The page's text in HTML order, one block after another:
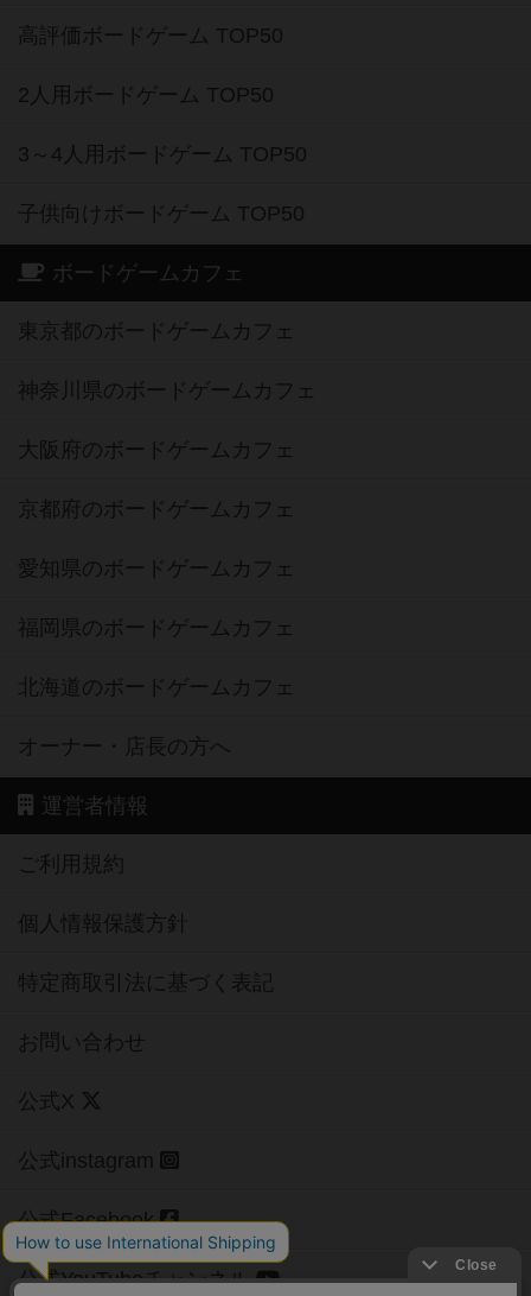
高評価ボードゲーム TOP50
2人用ボードゲーム TOP50
3～4人用ボードゲーム TOP50
子供向けボードゲーム TOP50
ボードゲームカフェ
東京都のボードゲームカフェ
神奈川県のボードゲームカフェ
大阪府のボードゲームカフェ
京都府のボードゲームカフェ
愛知県のボードゲームカフェ
福岡県のボードゲームカフェ
北海道のボードゲームカフェ
オーナー・店長の方へ
運営者情報
ご利用規約
個人情報保護方針
特定商取引法に基づく表記
お問い合わせ
公式X
公式instagram
公式Facebook
公式YouTubeチャンネル